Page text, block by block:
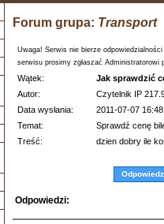
Forum grupa: Transport
Uwaga! Serwis nie bierze
serwisu prosimy zgłaszać Administratorowi
Wątek:
Jak sprawdzić
Autor:
Czytelnik IP
Data wysłania:
2011-07-07 16:48
Temat:
Sprawdź cenę
Treść:
dzien dobry ile
Odpowiedz
Odpowiedzi: